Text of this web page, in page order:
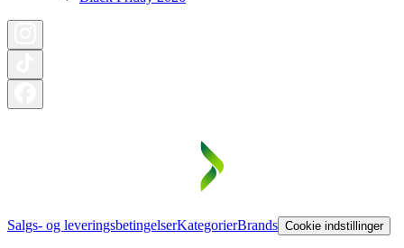
Salgs- og leveringsbetingelserKategorierBrands Cookie indstillinger